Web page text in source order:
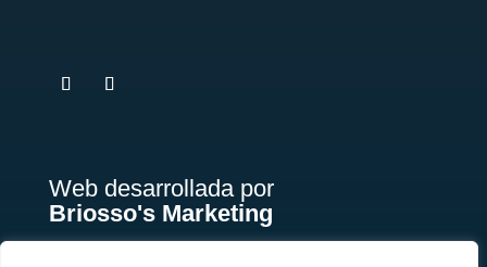
Web desarrollada por
Briosso's Marketing